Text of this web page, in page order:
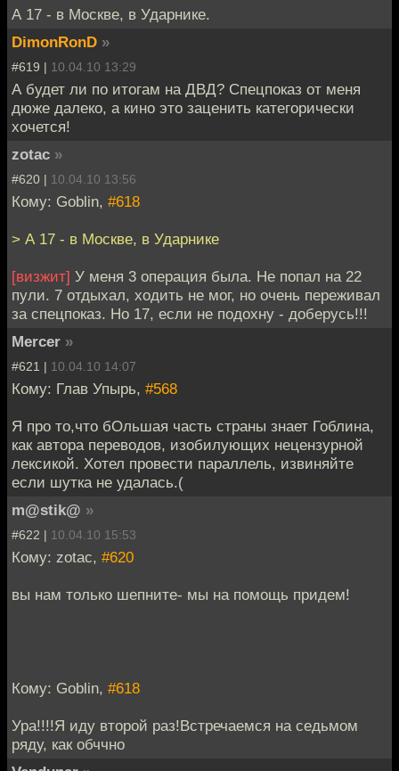
А 17 - в Москве, в Ударнике.
DimonRonD »
#619 | 10.04.10 13:29
А будет ли по итогам на ДВД? Спецпоказ от меня
дюже далеко, а кино это заценить категорически
хочется!
zotac »
#620 | 10.04.10 13:56
Кому: Goblin, #618
> А 17 - в Москве, в Ударнике
[визжит] У меня 3 операция была. Не попал на 22
пули. 7 отдыхал, ходить не мог, но очень переживал
за спецпоказ. Но 17, если не подохну - доберусь!!!
Mercer »
#621 | 10.04.10 14:07
Кому: Глав Упырь, #568
Я про то,что бОльшая часть страны знает Гоблина,
как автора переводов, изобилующих нецензурной
лексикой. Хотел провести параллель, извиняйте
если шутка не удалась.(
m@stik@ »
#622 | 10.04.10 15:53
Кому: zotac, #620
вы нам только шепните- мы на помощь придем!
Кому: Goblin, #618
Ура!!!!Я иду второй раз!Встречаемся на седьмом
ряду, как обччно